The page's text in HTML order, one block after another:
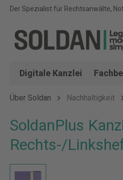
Der Spezialist für Rechtsanwälte,
Digitale Kanzlei
Über Soldan Nachhaltigkeit
SoldanPlus
Rechts-/